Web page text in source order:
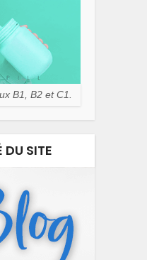
B1, B2 et C1.
DU SITE